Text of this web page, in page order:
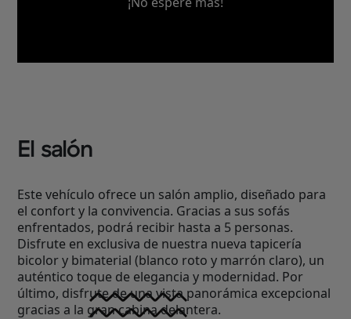
El salón
Este vehículo ofrece un salón amplio, diseñado para
el confort y la convivencia. Gracias a sus sofás
enfrentados, podrá recibir hasta a 5 personas.
Disfrute en exclusiva de nuestra nueva tapicería
bicolor y bimaterial (blanco roto y marrón claro), un
auténtico toque de elegancia y modernidad. Por
último, disfrute de una vista panorámica excepcional
gracias a la gran cabina delantera.